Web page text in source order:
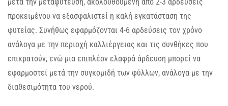
προκειμένου να εξασφαλιστεί η καλή εγκατάσταση της
φυτείας. Συνήθως εφαρμόζονται 4-6 αρδεύσεις τον χρόνο
ανάλογα με την περιοχή καλλιέργειας και τις συνθήκες που
επικρατούν, ενώ μια επιπλέον ελαφρά άρδευση μπορεί να
εφαρμοστεί μετά την συγκομιδή των φύλλων, ανάλογα με την
διαθεσιμότητα του νερού.